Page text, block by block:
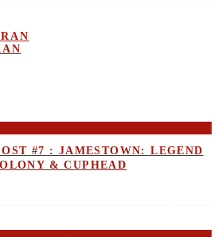
#7 : JAMESTOWN: LEGEND
& CUPHEAD